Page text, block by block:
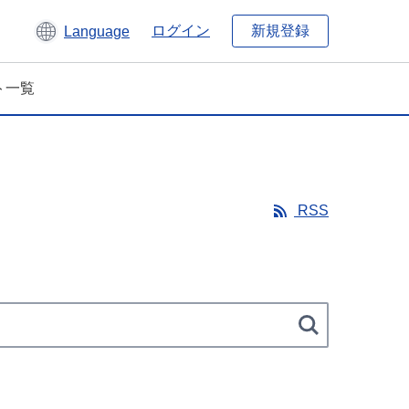
Language ログイン 新規登録
一覧
RSS